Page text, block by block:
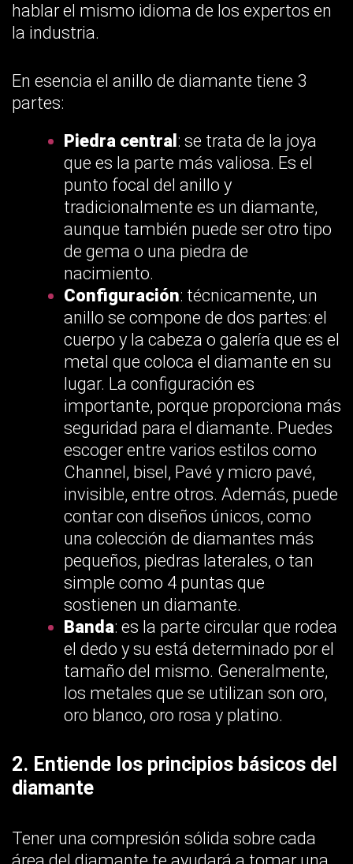
hablar el mismo idioma de los expertos en
la industria.
En esencia el anillo de diamante tiene 3
partes:
Piedra central : se trata de la joya
que es la parte más valiosa. Es el
punto focal del anillo y
tradicionalmente es un diamante,
aunque también puede ser otro tipo
de gema o una piedra de
nacimiento.
Configuración: técnicamente, un
anillo se compone de dos partes: el
cuerpo y la cabeza o galería que es el
metal que coloca el diamante en su
lugar. La configuración es
importante, porque proporciona más
seguridad para el diamante. Puedes
escoger entre varios estilos como
Channel, bisel, Pavé y micro pavé,
invisible, entre otros. Además, puede
contar con diseños únicos, como
una colección de diamantes más
pequeños, piedras laterales, o tan
simple como 4 puntas que
sostienen un diamante.
Banda: es la parte circular que rodea
el dedo y su está determinado por el
tamaño del mismo. Generalmente,
los metales que se utilizan son oro,
oro blanco, oro rosa y platino.
2. Entiende los principios básicos del
diamante
Tener una compresión sólida sobre cada
área del diamante te ayudará a tomar una